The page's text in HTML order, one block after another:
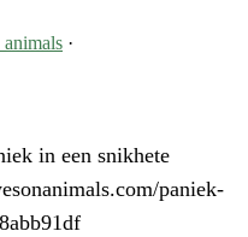
·
in een snikhete
paniek-